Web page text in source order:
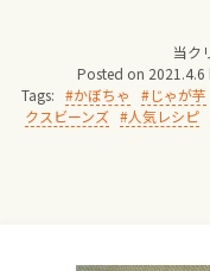
当ク
Posted on 2021.4.6
Tags:
かぼちゃ じゃが芋
クスビーンズ
人気レシピ
院
ゆい